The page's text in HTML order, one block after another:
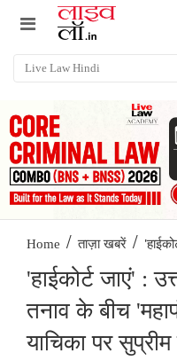
Home / ताज़ा खबरें /
'हाईकोर्ट जाएं' :
तनाव के बीच
याचिका पर